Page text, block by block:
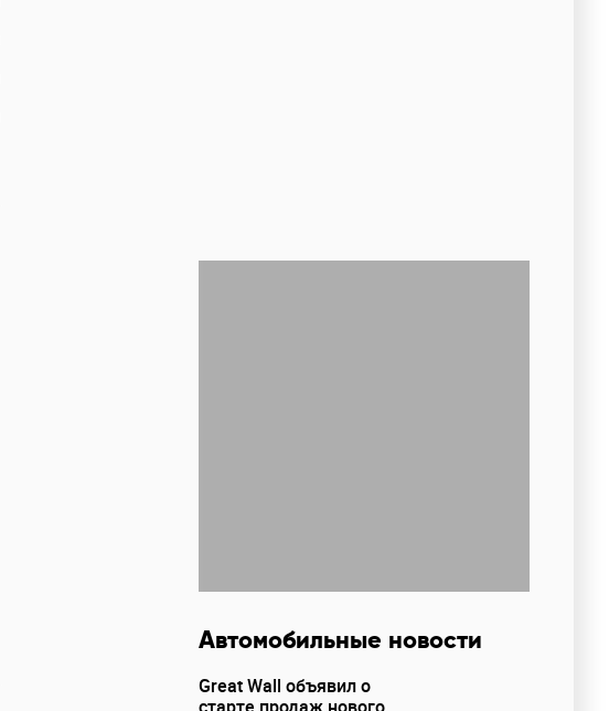
Автомобильные новости
Great Wall объявил о